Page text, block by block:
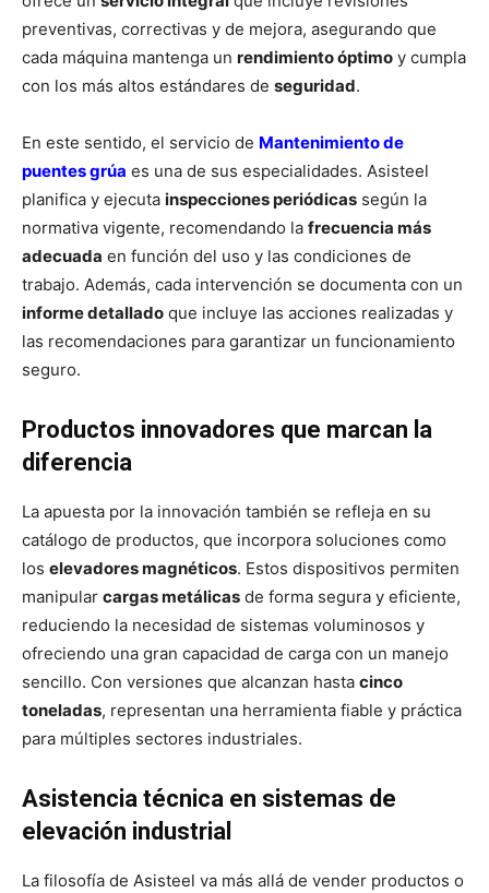
preventivas, correctivas y de mejora, asegurando que
cada máquina mantenga un rendimiento óptimo y cumpla
con los más altos estándares de seguridad.
En este sentido, el servicio de Mantenimiento de
puentes grúa es una de sus especialidades. Asisteel
planifica y ejecuta inspecciones periódicas según la
normativa vigente, recomendando la frecuencia más
adecuada en función del uso y las condiciones de
trabajo. Además, cada intervención se documenta con un
informe detallado que incluye las acciones realizadas y
las recomendaciones para garantizar un funcionamiento
seguro.
Productos innovadores que marcan la
diferencia
La apuesta por la innovación también se refleja en su
catálogo de productos, que incorpora soluciones como
los elevadores magnéticos. Estos dispositivos permiten
manipular cargas metálicas de forma segura y eficiente,
reduciendo la necesidad de sistemas voluminosos y
ofreciendo una gran capacidad de carga con un manejo
sencillo. Con versiones que alcanzan hasta cinco
toneladas, representan una herramienta fiable y práctica
para múltiples sectores industriales.
Asistencia técnica en sistemas de
elevación industrial
La filosofía de Asisteel va más allá de vender productos o